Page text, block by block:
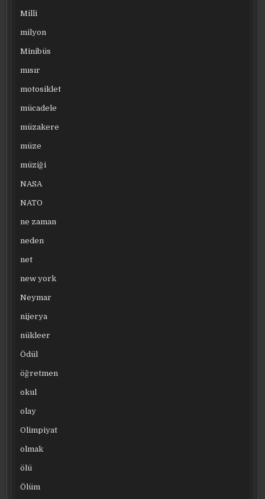
Milli
milyon
Minibüs
mısır
motosiklet
mücadele
müzakere
müze
müziği
NASA
NATO
ne zaman
neden
net
new york
Neymar
nijerya
nükleer
Ödül
öğretmen
okul
olay
Olimpiyat
olmak
ölü
Ölüm